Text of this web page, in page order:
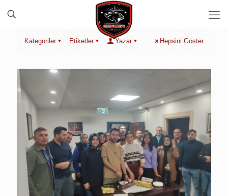
Kategoriler Etiketler Yazar Hepsini Göster